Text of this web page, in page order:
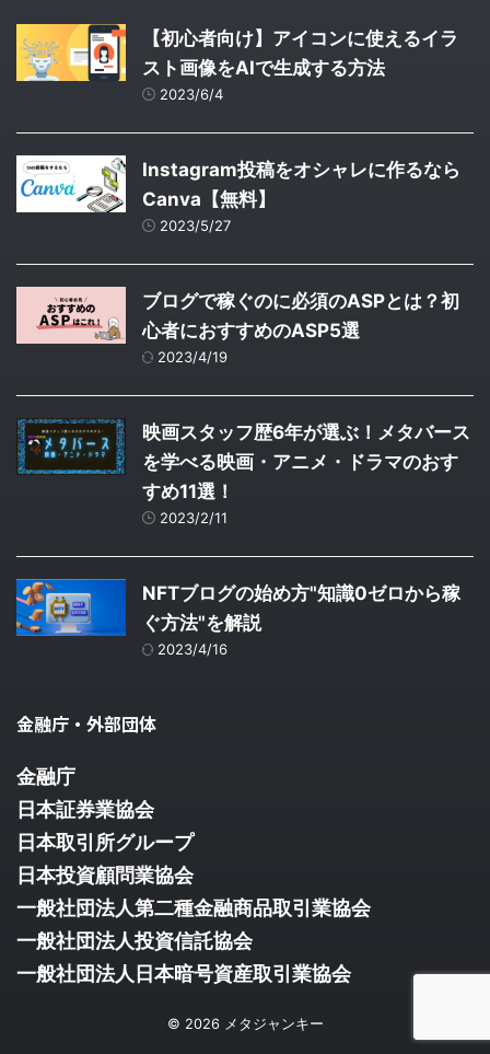
【初心者向け】アイコンに使えるイラ
スト画像をAIで生成する方法
2023/6/4
Instagram投稿をオシャレに作るなら
Canva【無料】
2023/5/27
ブログで稼ぐのに必須のASPとは？初
心者におすすめのASP5選
2023/4/19
映画スタッフ歴6年が選ぶ！メタバース
を学べる映画・アニメ・ドラマのおす
すめ11選！
2023/2/11
NFTブログの始め方"知識0ゼロから稼
ぐ方法"を解説
2023/4/16
金融庁・外部団体
金融庁
日本証券業協会
日本取引所グループ
日本投資顧問業協会
一般社団法人第二種金融商品取引業協会
一般社団法人投資信託協会
一般社団法人日本暗号資産取引業協会
© 2026 メタジャンキー